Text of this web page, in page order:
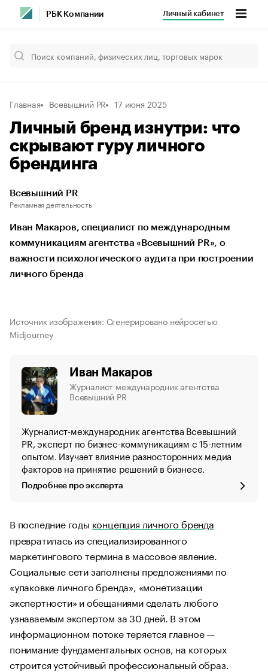
РБК Компании Личный кабинет
Главная Всевышний PR 17 июня 2025
Личный бренд изнутри: что
скрывают гуру личного
брендинга
Всевышний PR
Рекламная деятельность
Иван Макаров, специалист по международным
коммуникациям агентства «Всевышний PR», о
важности психологического аудита при построении
личного бренда
Источник изображения: Сгенерировано нейросетью
Midjourney
Иван Макаров
Журналист международник агентства
Всевышний PR
Журналист-международник агентства Всевышний
PR, эксперт по бизнес-коммуникациям с 15-летним
опытом. Изучает влияние разносторонних медиа
факторов на принятие решений в бизнесе.
Подробнее про эксперта
В последние годы концепция личного бренда
превратилась из специализированного
маркетингового термина в массовое явление.
Социальные сети заполнены предложениями по
«упаковке личного бренда», «монетизации
экспертности» и обещаниями сделать любого
узнаваемым экспертом за 30 дней. В этом
информационном потоке теряется главное —
понимание фундаментальных основ, на которых
строится устойчивый профессиональный образ.